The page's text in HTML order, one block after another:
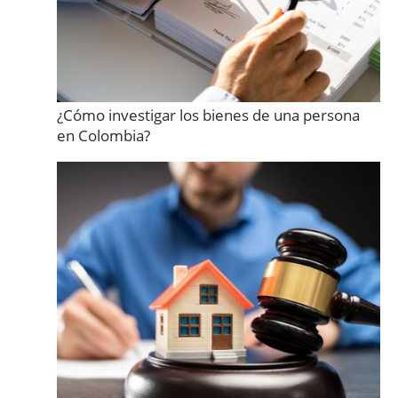
¿Cómo investigar los bienes de una persona
en Colombia?